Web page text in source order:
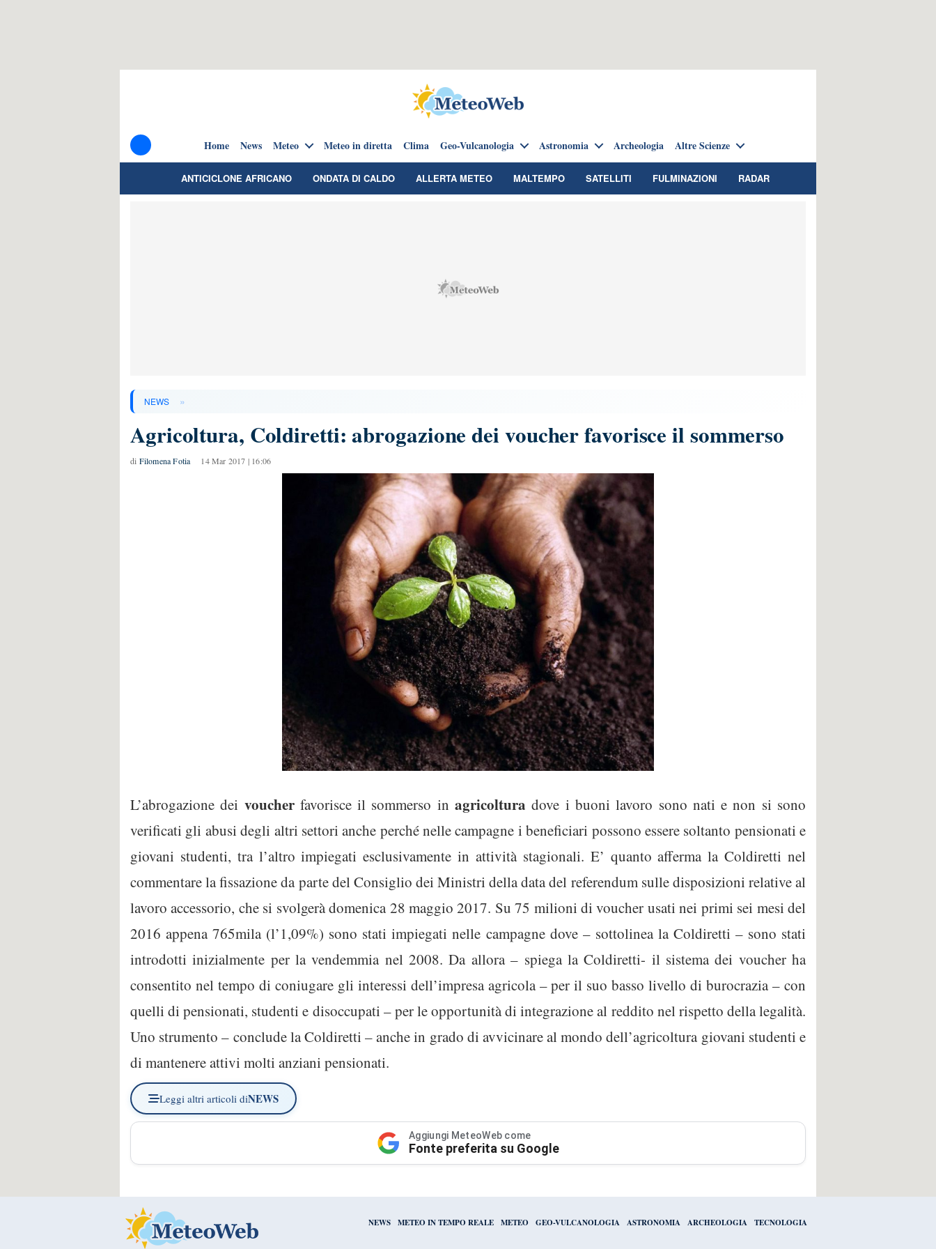
Home News Meteo Meteo in diretta Clima Geo-Vulcanologia Astronomia Archeologia Altre Scienze
ANTICICLONE AFRICANO ONDATA DI CALDO ALLERTA METEO MALTEMPO SATELLITI FULMINAZIONI RADAR
NEWS »
Agricoltura, Coldiretti: abrogazione dei voucher favorisce il sommerso
di Filomena Fotia 14 Mar 2017 | 16:06
L’abrogazione dei voucherfavorisce il sommerso inagricoltura dove i buoni lavoro sono nati e non si sono
verificati gli abusi degli altri settori anche perché nelle campagne i beneficiari possono essere soltanto pensionati e
giovani studenti, tra l’altro impiegati esclusivamente in attività stagionali. E’ quanto afferma la Coldiretti nel
commentare la fissazione da parte del Consiglio dei Ministri della data del referendum sulle disposizioni relative al
lavoro accessorio, che si svolgerà domenica 28 maggio 2017. Su 75 milioni di voucher usati nei primi sei mesi del
2016 appena 765mila (l’1,09%) sono stati impiegati nelle campagne dove – sottolinea la Coldiretti – sono stati
introdotti inizialmente per la vendemmia nel 2008. Da allora – spiega la Coldiretti- il sistema dei voucher ha
consentito nel tempo di coniugare gli interessi dell’impresa agricola – per il suo basso livello di burocrazia – con
quelli di pensionati, studenti e disoccupati – per le opportunità di integrazione al reddito nel rispetto della legalità.
Uno strumento – conclude la Coldiretti – anche in grado di avvicinare al mondo dell’agricoltura giovani studenti e
di mantenere attivi molti anziani pensionati.
Leggi altri articoli diNEWS
Aggiungi MeteoWeb come
Fonte preferita su Google
NEWS METEO IN TEMPO REALE METEO GEO-VULCANOLOGIA ASTRONOMIA ARCHEOLOGIA TECNOLOGIA